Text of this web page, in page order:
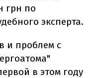
грн по
эксперта.
и проблем с
в этом году